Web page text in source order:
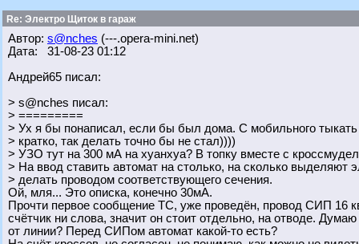
Re: Электро Щиток в гараж
Автор: s@nches (---.opera-mini.net)
Дата: 31-08-23 01:12
Андрей65 писал:
> s@nches писал:
> =========
> Ух я бы понаписал, если бы был дома. С мобильного
> кратко, так делать точно бы не стал))))
> УЗО тут на 300 мА на хуанхуа? В топку вместе с
> На ввод ставить автомат на столько, на сколько выделяют
> делать проводом соответствующего сечения.
Ой, мля... Это описка, конечно 30мА.
Прочти первое сообщение ТС, уже проведён, провод СИП 16
счётчик ни слова, значит он стоит отдельно, на отводе.
от линии? Перед СИПом автомат какой-то есть?